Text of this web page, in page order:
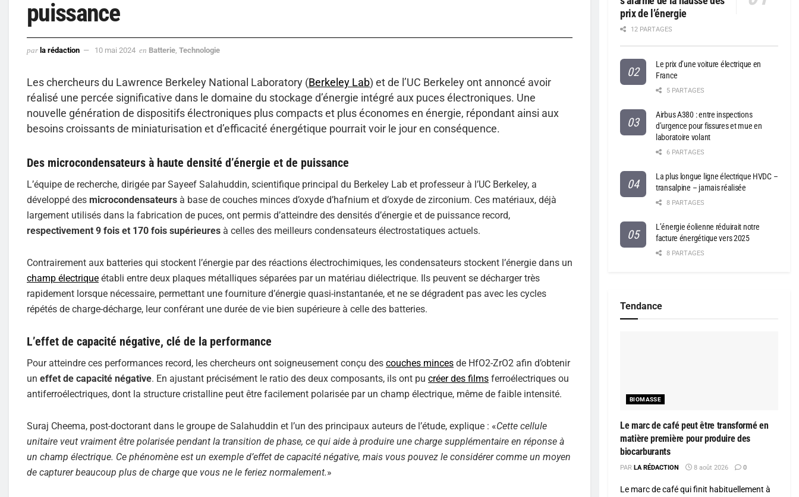
puissance
par la rédaction 10 mai 2024 en Batterie Technologie
Les chercheurs du Lawrence Berkeley National Laboratory (Berkeley Lab) et de l’UC Berkeley ont annoncé avoir
réalisé une percée significative dans le domaine du stockage d’énergie intégré aux puces électroniques. Une
nouvelle génération de dispositifs électroniques plus compacts et plus économes en énergie, répondant ainsi aux
besoins croissants de miniaturisation et d’efficacité énergétique pourrait voir le jour en conséquence.
Des microcondensateurs à haute densité d’énergie et de puissance
L’équipe de recherche, dirigée par Sayeef Salahuddin, scientifique principal du Berkeley Lab et professeur à l’UC Berkeley, a
développé des microcondensateurs à base de couches minces d’oxyde d’hafnium et d’oxyde de zirconium. Ces matériaux, déjà
largement utilisés dans la fabrication de puces, ont permis d’atteindre des densités d’énergie et de puissance record,
respectivement 9 fois et 170 fois supérieures à celles des meilleurs condensateurs électrostatiques actuels.
Contrairement aux batteries qui stockent l’énergie par des réactions électrochimiques, les condensateurs stockent l’énergie dans un
champ électrique établi entre deux plaques métalliques séparées par un matériau diélectrique. Ils peuvent se décharger très
rapidement lorsque nécessaire, permettant une fourniture d’énergie quasi-instantanée, et ne se dégradent pas avec les cycles
répétés de charge-décharge, leur conférant une durée de vie bien supérieure à celle des batteries.
L’effet de capacité négative, clé de la performance
Pour atteindre ces performances record, les chercheurs ont soigneusement conçu des couches minces de HfO2-ZrO2 afin d’obtenir
un effet de capacité négative. En ajustant précisément le ratio des deux composants, ils ont pu créer des films ferroélectriques ou
antiferroélectriques, dont la structure cristalline peut être facilement polarisée par un champ électrique, même de faible intensité.
Suraj Cheema, post-doctorant dans le groupe de Salahuddin et l’un des principaux auteurs de l’étude, explique : «Cette cellule
unitaire veut vraiment être polarisée pendant la transition de phase, ce qui aide à produire une charge supplémentaire en réponse à
un champ électrique. Ce phénomène est un exemple d’effet de capacité négative, mais vous pouvez le considérer comme un moyen
de capturer beaucoup plus de charge que vous ne le feriez normalement.»
prix de l’énergie
12 PARTAGES
Le prix d’une voiture électrique en
France
5 PARTAGES
Airbus A380 : entre inspections
d’urgence pour fissures et mue en
laboratoire volant
6 PARTAGES
La plus longue ligne électrique HVDC –
transalpine – jamais réalisée
8 PARTAGES
L’énergie éolienne réduirait notre
facture énergétique vers 2025
8 PARTAGES
Tendance
BIOMASSE
Le marc de café peut être transformé en
matière première pour produire des
biocarburants
PAR LA RÉDACTION 8 août 2026 0
Le marc de café qui finit habituellement à